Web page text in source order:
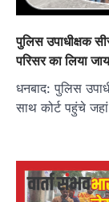
पुलिस उपाधीक्षक
परिसर का लिया
धनबाद: पुलिस
साथ कोर्ट पहुंचे जहां